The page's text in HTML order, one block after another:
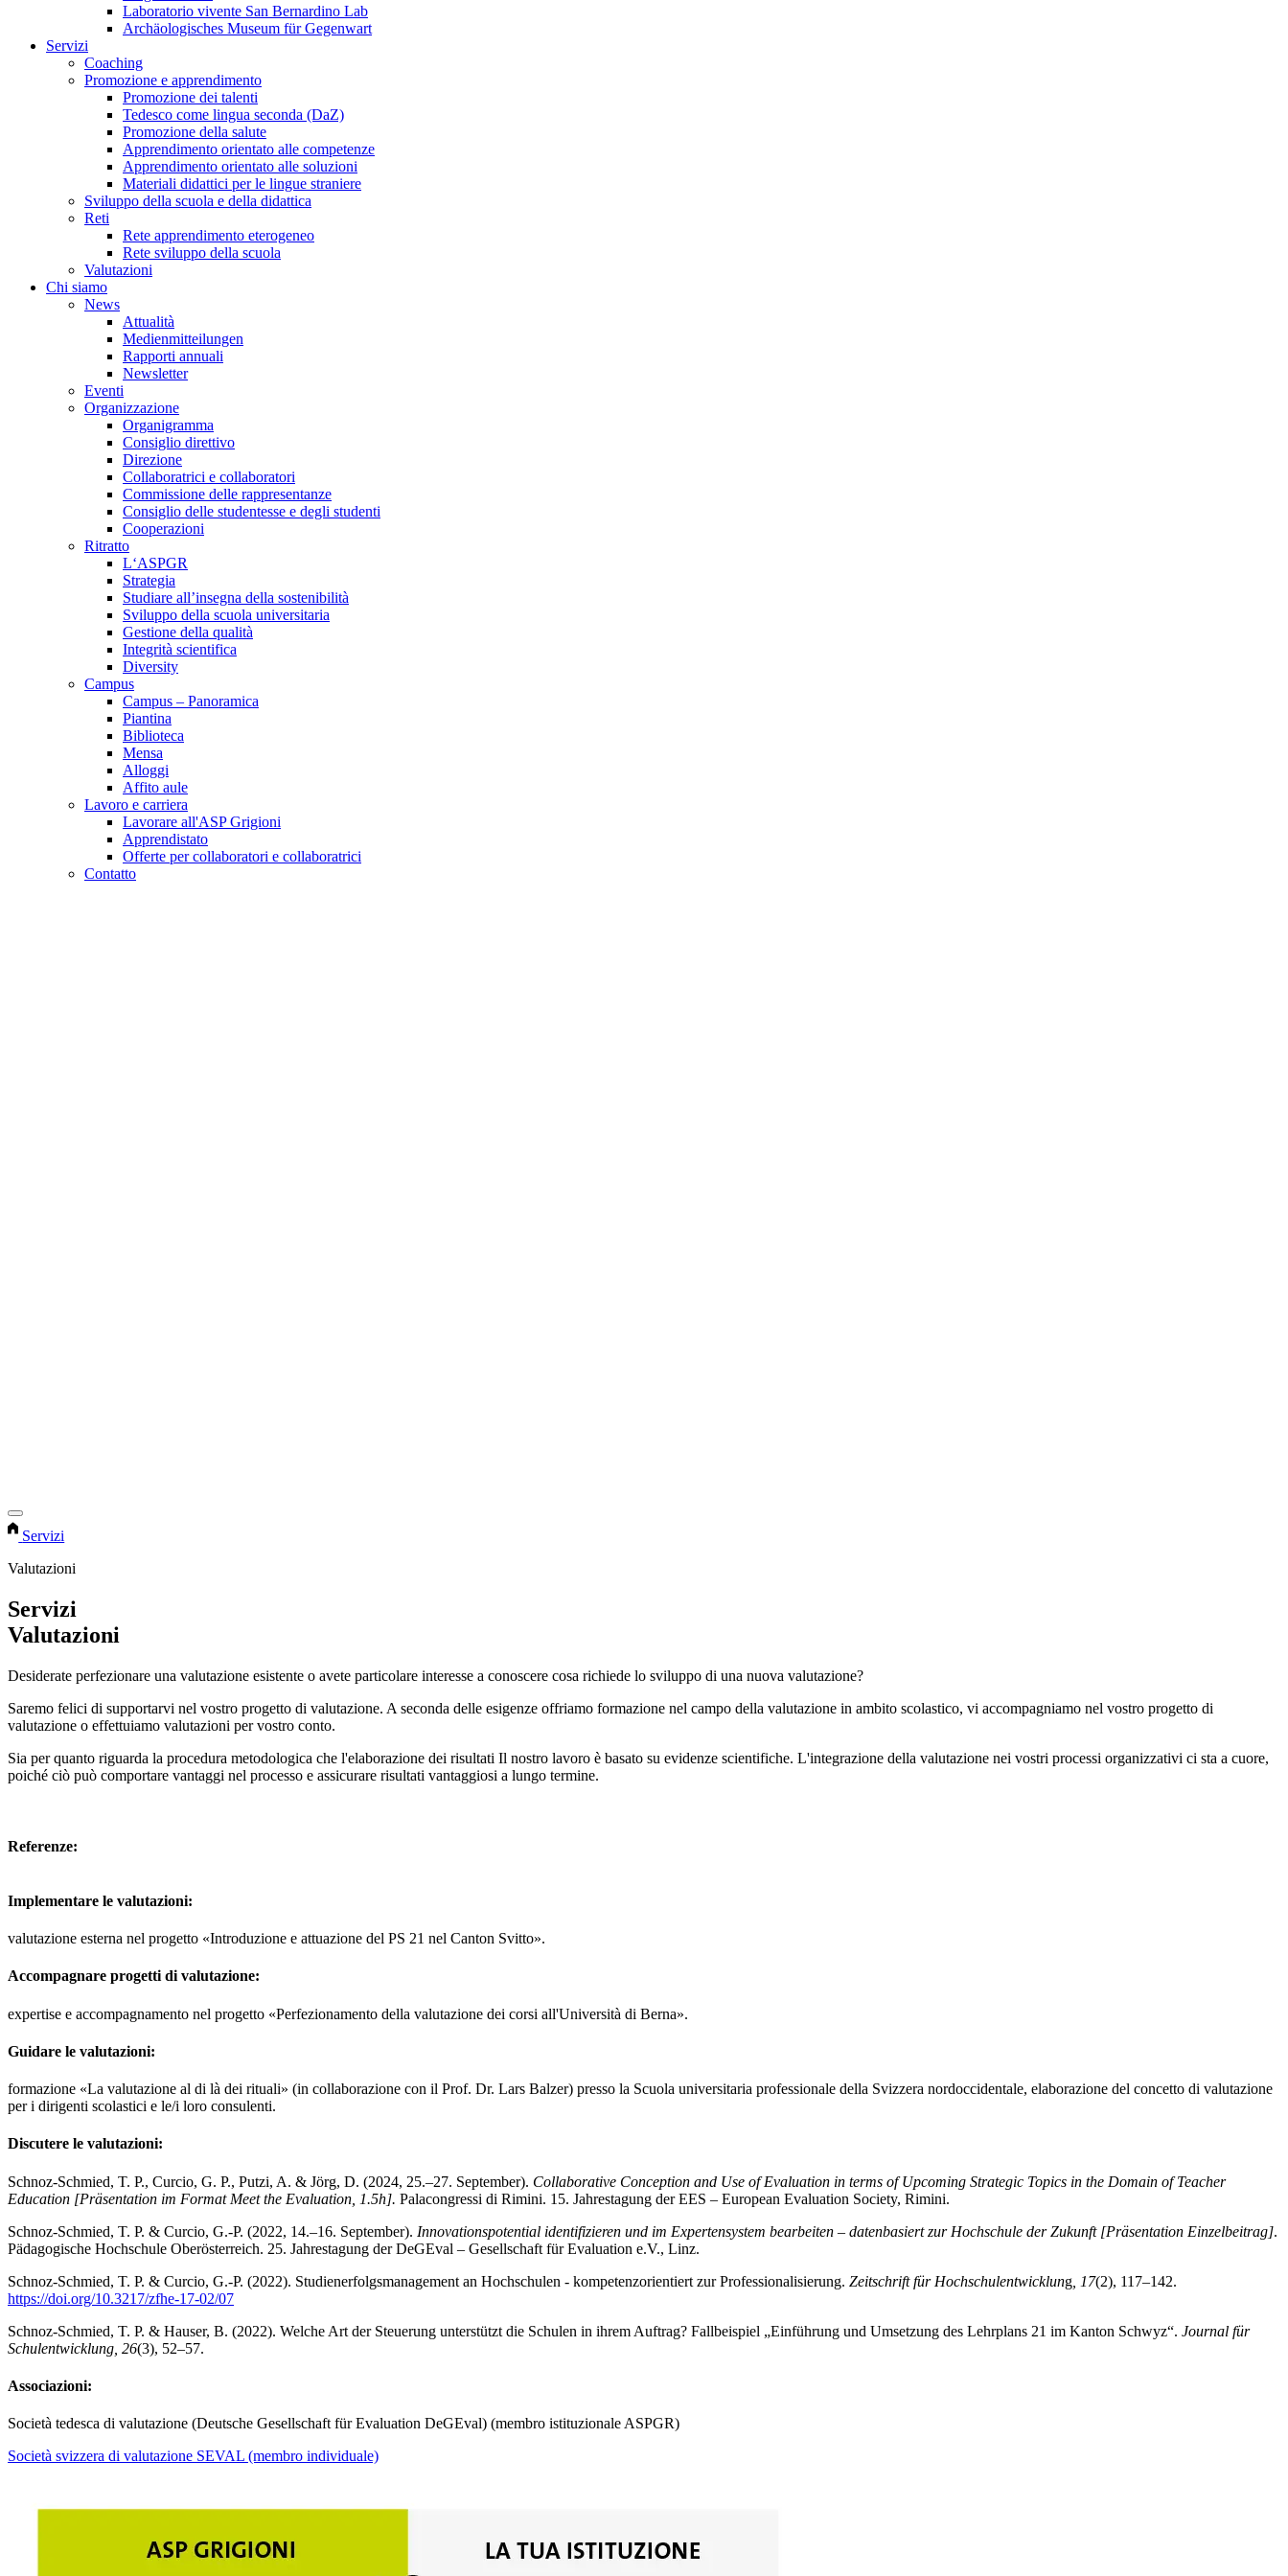
Laboratorio vivente San Bernardino Lab
Archäologisches Museum für Gegenwart
Servizi
Coaching
Promozione e apprendimento
Promozione dei talenti
Tedesco come lingua seconda (DaZ)
Promozione della salute
Apprendimento orientato alle competenze
Apprendimento orientato alle soluzioni
Materiali didattici per le lingue straniere
Sviluppo della scuola e della didattica
Reti
Rete apprendimento eterogeneo
Rete sviluppo della scuola
Valutazioni
Chi siamo
News
Attualità
Medienmitteilungen
Rapporti annuali
Newsletter
Eventi
Organizzazione
Organigramma
Consiglio direttivo
Direzione
Collaboratrici e collaboratori
Commissione delle rappresentanze
Consiglio delle studentesse e degli studenti
Cooperazioni
Ritratto
L‘ASPGR
Strategia
Studiare all’insegna della sostenibilità
Sviluppo della scuola universitaria
Gestione della qualità
Integrità scientifica
Diversity
Campus
Campus – Panoramica
Piantina
Biblioteca
Mensa
Alloggi
Affito aule
Lavoro e carriera
Lavorare all'ASP Grigioni
Apprendistato
Offerte per collaboratori e collaboratrici
Contatto
Servizi
Valutazioni
Servizi
Valutazioni
Desiderate perfezionare una valutazione esistente o avete particolare interesse a conoscere cosa richiede lo sviluppo di una nuova valutazione?
Saremo felici di supportarvi nel vostro progetto di valutazione. A seconda delle esigenze offriamo formazione nel campo della valutazione in ambito scolastico, vi accompagniamo nel vostro progetto di
valutazione o effettuiamo valutazioni per vostro conto.
Sia per quanto riguarda la procedura metodologica che l'elaborazione dei risultati Il nostro lavoro è basato su evidenze scientifiche. L'integrazione della valutazione nei vostri processi organizzativi ci sta a cuore,
poiché ciò può comportare vantaggi nel processo e assicurare risultati vantaggiosi a lungo termine.
Referenze:
Implementare le valutazioni:
valutazione esterna nel progetto «Introduzione e attuazione del PS 21 nel Canton Svitto».
Accompagnare progetti di valutazione:
expertise e accompagnamento nel progetto «Perfezionamento della valutazione dei corsi all'Università di Berna».
Guidare le valutazioni:
formazione «La valutazione al di là dei rituali» (in collaborazione con il Prof. Dr. Lars Balzer) presso la Scuola universitaria professionale della Svizzera nordoccidentale, elaborazione del concetto di valutazione
per i dirigenti scolastici e le/i loro consulenti.
Discutere le valutazioni:
Schnoz-Schmied, T. P., Curcio, G. P., Putzi, A. & Jörg, D. (2024, 25.–27. September). Collaborative Conception and Use of Evaluation in terms of Upcoming Strategic Topics in the Domain of Teacher
Education [Präsentation im Format Meet the Evaluation, 1.5h]. Palacongressi di Rimini. 15. Jahrestagung der EES – European Evaluation Society, Rimini.
Schnoz-Schmied, T. P. & Curcio, G.‑P. (2022, 14.–16. September). Innovationspotential identifizieren und im Expertensystem bearbeiten – datenbasiert zur Hochschule der Zukunft [Präsentation Einzelbeitrag].
Pädagogische Hochschule Oberösterreich. 25. Jahrestagung der DeGEval – Gesellschaft für Evaluation e.V., Linz.
Schnoz-Schmied, T. P. & Curcio, G.‑P. (2022). Studienerfolgsmanagement an Hochschulen - kompetenzorientiert zur Professionalisierung. Zeitschrift für Hochschulentwicklung , 17(2), 117–142.
https://doi.org/10.3217/zfhe-17-02/07
Schnoz-Schmied, T. P. & Hauser, B. (2022). Welche Art der Steuerung unterstützt die Schulen in ihrem Auftrag? Fallbeispiel „Einführung und Umsetzung des Lehrplans 21 im Kanton Schwyz“. Journal für
Schulentwicklung, 26(3), 52–57.
Associazioni:
Società tedesca di valutazione (Deutsche Gesellschaft für Evaluation DeGEval) (membro istituzionale ASPGR)
Società svizzera di valutazione SEVAL (membro individuale)